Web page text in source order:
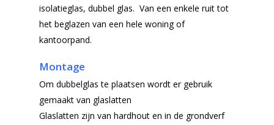
isolatieglas, dubbel glas. Van een enkele ruit tot
het beglazen van een hele woning of
kantoorpand.
Montage
Om dubbelglas te plaatsen wordt er gebruik
gemaakt van glaslatten
Glaslatten zijn van hardhout en in de grondverf